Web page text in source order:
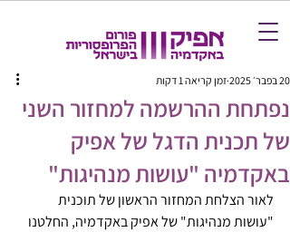
נפתחת ההרשמה למחזור השני
של תכנית הדגל של אפיק
באקדמיה "עושות מנהיגות"
20 בפבר׳ 2025 זמן קריאה 1 דקות
לאור הצלחת המחזור הראשון של תוכנית
"עושות מנהיגות" של אפיק באקדמיה, החלטנו